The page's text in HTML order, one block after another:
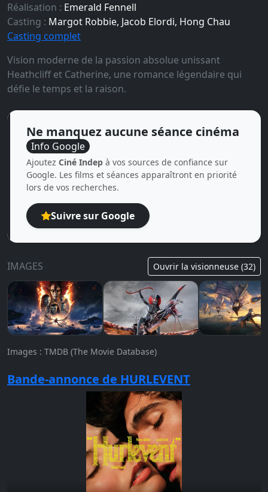
Réalisation : Emerald Fennell
Casting : Margot Robbie, Jacob Elordi, Hong Chau
Casting complet
Vision moderne de la passion absolue unissant
Heathcliff et Catherine, une romance légendaire qui
défie le temps et la raison.
Ne manquez aucune séance cinéma
Info Google
Ajoutez Ciné Indep à vos sources de confiance sur
Google. Les films et séances apparaîtront en priorité
lors de vos recherches.
Suivre sur Google
IMAGES Ouvrir la visionneuse (32)
Images : TMDB (The Movie Database)
Bande-annonce de HURLEVENT